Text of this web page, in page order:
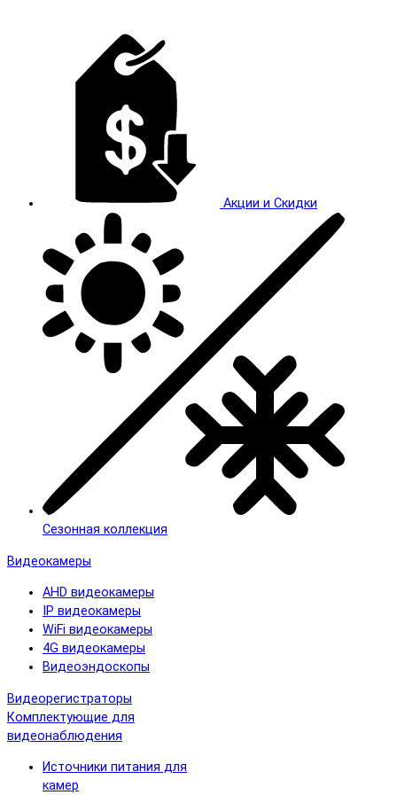
Акции и Скидки
Сезонная коллекция
Видеокамеры
AHD видеокамеры
IP видеокамеры
WiFi видеокамеры
4G видеокамеры
Видеоэндоскопы
Видеорегистраторы
Комплектующие для
видеонаблюдения
Источники питания для
камер